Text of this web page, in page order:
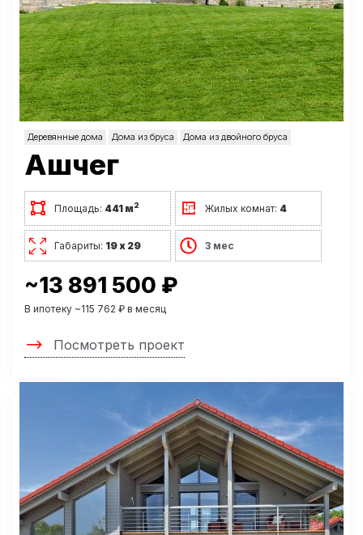
Деревянные дома Дома из бруса Дома из двойного бруса
Ашчег
Площадь: 441 м2 Жилых комнат: 4
Габариты: 19 х 29 3 мес
~13 891 500 ₽
В ипотеку ~115 762 ₽ в месяц
Посмотреть проект